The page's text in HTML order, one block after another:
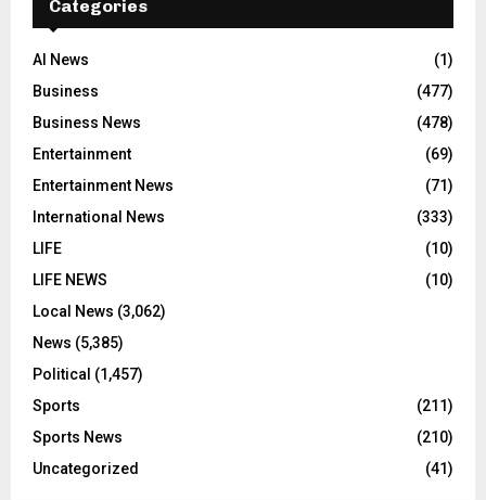
Categories
AI News
(1)
Business
(477)
Business News
(478)
Entertainment
(69)
Entertainment News
(71)
International News
(333)
LIFE
(10)
LIFE NEWS
(10)
Local News (3,062)
News (5,385)
Political (1,457)
Sports
(211)
Sports News
(210)
Uncategorized
(41)